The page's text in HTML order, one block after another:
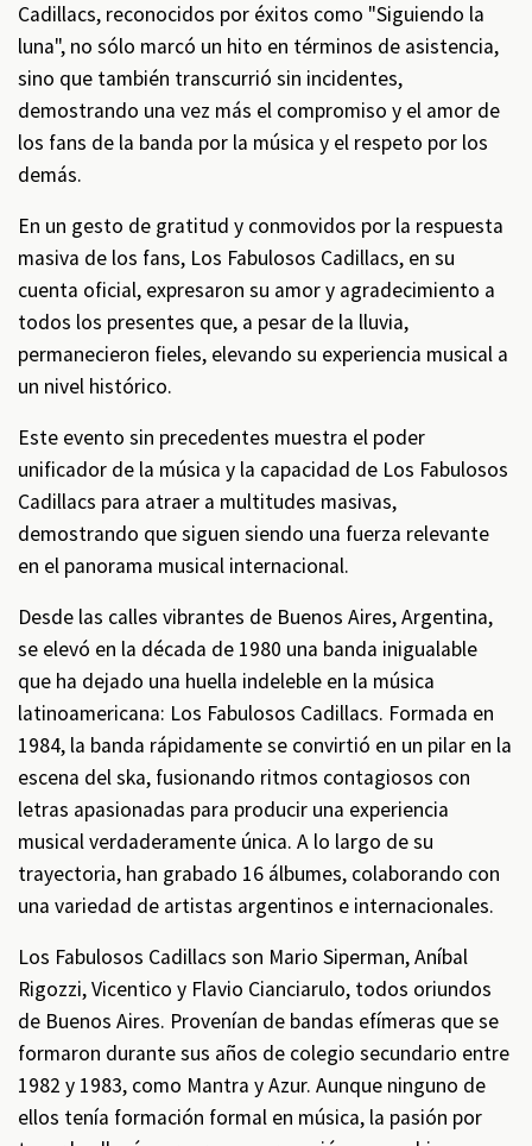
Cadillacs, reconocidos por éxitos como "Siguiendo la
luna", no sólo marcó un hito en términos de asistencia,
sino que también transcurrió sin incidentes,
demostrando una vez más el compromiso y el amor de
los fans de la banda por la música y el respeto por los
demás.
En un gesto de gratitud y conmovidos por la respuesta
masiva de los fans, Los Fabulosos Cadillacs, en su
cuenta oficial, expresaron su amor y agradecimiento a
todos los presentes que, a pesar de la lluvia,
permanecieron fieles, elevando su experiencia musical a
un nivel histórico.
Este evento sin precedentes muestra el poder
unificador de la música y la capacidad de Los Fabulosos
Cadillacs para atraer a multitudes masivas,
demostrando que siguen siendo una fuerza relevante
en el panorama musical internacional.
Desde las calles vibrantes de Buenos Aires, Argentina,
se elevó en la década de 1980 una banda inigualable
que ha dejado una huella indeleble en la música
latinoamericana: Los Fabulosos Cadillacs. Formada en
1984, la banda rápidamente se convirtió en un pilar en la
escena del ska, fusionando ritmos contagiosos con
letras apasionadas para producir una experiencia
musical verdaderamente única. A lo largo de su
trayectoria, han grabado 16 álbumes, colaborando con
una variedad de artistas argentinos e internacionales.
Los Fabulosos Cadillacs son Mario Siperman, Aníbal
Rigozzi, Vicentico y Flavio Cianciarulo, todos oriundos
de Buenos Aires. Provenían de bandas efímeras que se
formaron durante sus años de colegio secundario entre
1982 y 1983, como Mantra y Azur. Aunque ninguno de
ellos tenía formación formal en música, la pasión por